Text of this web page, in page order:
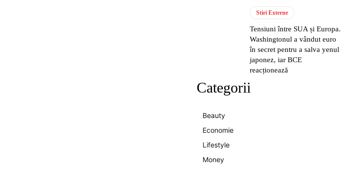
Stiri Externe
Tensiuni între SUA și Europa.
Washingtonul a vândut euro
în secret pentru a salva yenul
japonez, iar BCE
reacționează
Categorii
Beauty
Economie
Lifestyle
Money